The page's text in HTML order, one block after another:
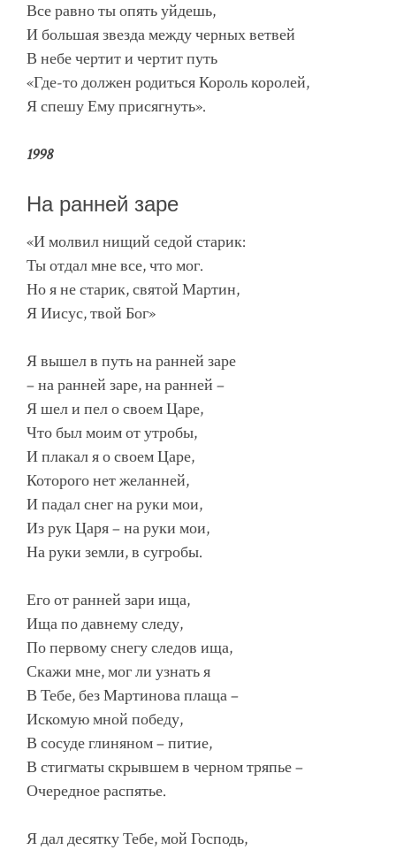
Все равно ты опять уйдешь,
И большая звезда между черных ветвей
В небе чертит и чертит путь
«Где-то должен родиться Король королей,
Я спешу Ему присягнуть».
1998
На ранней заре
«И молвил нищий седой старик:
Ты отдал мне все, что мог.
Но я не старик, святой Мартин,
Я Иисус, твой Бог»
Я вышел в путь на ранней заре
– на ранней заре, на ранней –
Я шел и пел о своем Царе,
Что был моим от утробы,
И плакал я о своем Царе,
Которого нет желанней,
И падал снег на руки мои,
Из рук Царя – на руки мои,
На руки земли, в сугробы.
Его от ранней зари ища,
Ища по давнему следу,
По первому снегу следов ища,
Скажи мне, мог ли узнать я
В Тебе, без Мартинова плаща –
Искомую мной победу,
В сосуде глиняном – питие,
В стигматы скрывшем в черном тряпье –
Очередное распятье.
Я дал десятку Тебе, мой Господь,